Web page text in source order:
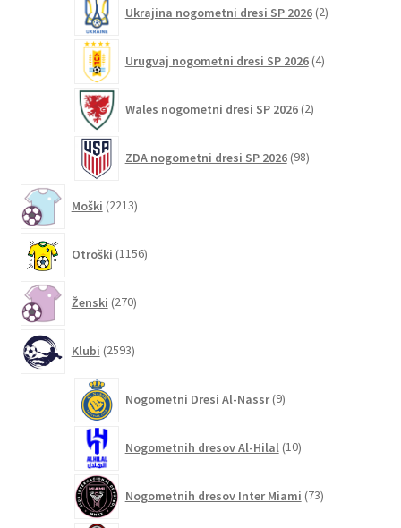
Ukrajina nogometni dresi SP 2026 2izdelka
Urugvaj nogometni dresi SP 2026 4izdelki
Wales nogometni dresi SP 2026 2izdelka
ZDA nogometni dresi SP 2026 98izdelkov
Moški 2213izdelkov
Otroški 1156izdelkov
Ženski 270izdelkov
Klubi 2593izdelkov
Nogometni Dresi Al-Nassr 9izdelkov
Nogometnih dresov Al-Hilal 10izdelkov
Nogometnih dresov Inter Miami 73izdelkov